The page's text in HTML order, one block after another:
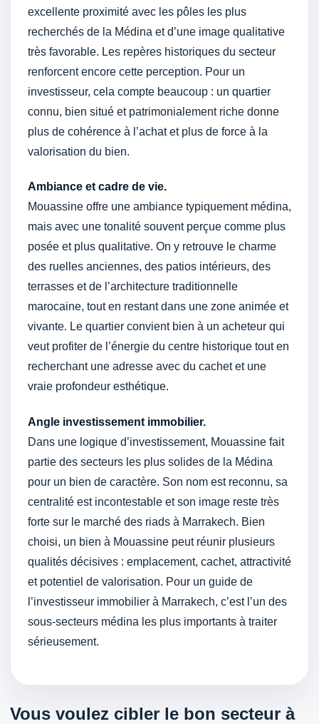
excellente proximité avec les pôles les plus
recherchés de la Médina et d’une image qualitative
très favorable. Les repères historiques du secteur
renforcent encore cette perception. Pour un
investisseur, cela compte beaucoup : un quartier
connu, bien situé et patrimonialement riche donne
plus de cohérence à l’achat et plus de force à la
valorisation du bien.
Ambiance et cadre de vie.
Mouassine offre une ambiance typiquement médina,
mais avec une tonalité souvent perçue comme plus
posée et plus qualitative. On y retrouve le charme
des ruelles anciennes, des patios intérieurs, des
terrasses et de l’architecture traditionnelle
marocaine, tout en restant dans une zone animée et
vivante. Le quartier convient bien à un acheteur qui
veut profiter de l’énergie du centre historique tout en
recherchant une adresse avec du cachet et une
vraie profondeur esthétique.
Angle investissement immobilier.
Dans une logique d’investissement, Mouassine fait
partie des secteurs les plus solides de la Médina
pour un bien de caractère. Son nom est reconnu, sa
centralité est incontestable et son image reste très
forte sur le marché des riads à Marrakech. Bien
choisi, un bien à Mouassine peut réunir plusieurs
qualités décisives : emplacement, cachet, attractivité
et potentiel de valorisation. Pour un guide de
l’investisseur immobilier à Marrakech, c’est l’un des
sous-secteurs médina les plus importants à traiter
sérieusement.
Vous voulez cibler le bon secteur à